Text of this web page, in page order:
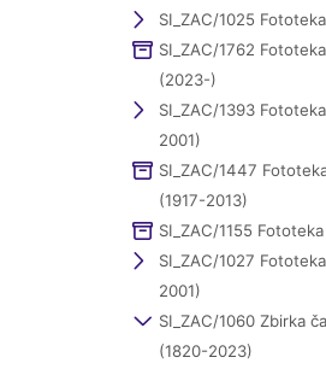
SI_ZAC/1025
SI_ZAC/1762
(2023-)
SI_ZAC/1393
2001)
SI_ZAC/1447
(1917-2013)
SI_ZAC/1155
SI_ZAC/1027
2001)
SI_ZAC/1060 Zbirka
(1820-2023)